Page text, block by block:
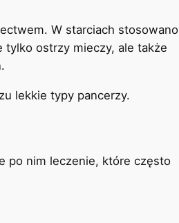
W starciach stosowano
tylko ostrzy mieczy, ale także
lekkie typy pancerzy.
po nim leczenie, które często